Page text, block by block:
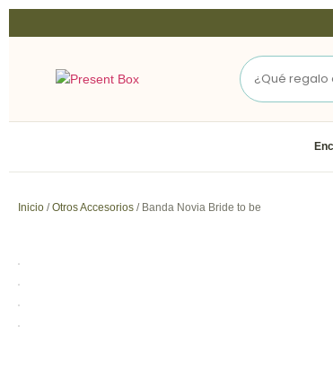
Inicio /Otros Accesorios / Banda Novia Bride to be